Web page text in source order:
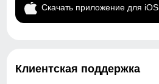
Скачать приложение для iOS
Клиентская поддержка